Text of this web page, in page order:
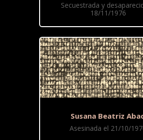
Secuestrada y
18/11/1976
Susana Beatriz
Asesinada el 21/10/